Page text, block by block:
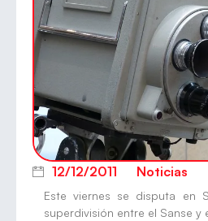
12/12/2011 Noticias
Este viernes se disputa en
superdivisión entre el Sanse y